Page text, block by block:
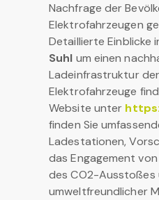
Nachfrage der
Elektrofahrzeugen
Detaillierte Einblicke
Suhl um einen
Ladeinfrastruktur
Elektrofahrzeuge
Website unter
finden Sie
Ladestationen,
das Engagement von
des CO2-Ausstoßes
umweltfreundlicher